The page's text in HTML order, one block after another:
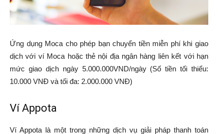
Ứng dụng Moca cho phép bạn chuyển tiền miễn phí khi giao
dịch với ví Moca hoặc thẻ nội địa ngân hàng liên kết với hạn
mức giao dịch ngày 5.000.000VND/ngày (Số tiền tối thiểu:
10.000 VNĐ và tối đa: 2.000.000 VNĐ)
Ví Appota
Ví Appota là một trong những dịch vụ giải pháp thanh toán